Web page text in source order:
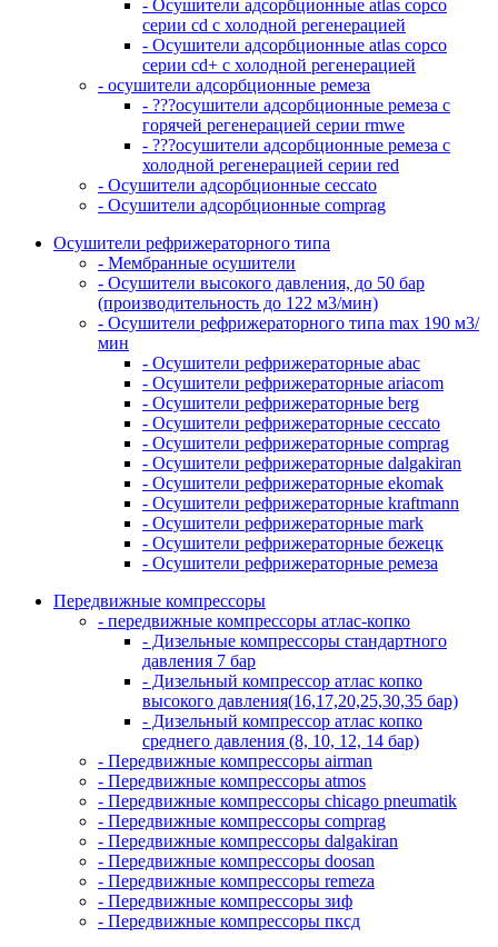
- Осушители адсорбционные atlas copco
серии cd с холодной регенерацией
- Осушители адсорбционные atlas copco
серии cd+ с холодной регенерацией
- осушители адсорбционные ремеза
- ???осушители адсорбционные ремеза с
горячей регенерацией серии rmwe
- ???осушители адсорбционные ремеза с
холодной регенерацией серии red
- Осушители адсорбционные ceccato
- Осушители адсорбционные comprag
Осушители рефрижераторного типа
- Мембранные осушители
- Осушители высокого давления, до 50 бар
(производительность до 122 м3/мин)
- Осушители рефрижераторного типа max 190 м3/
мин
- Осушители рефрижераторные abac
- Осушители рефрижераторные ariacom
- Осушители рефрижераторные berg
- Осушители рефрижераторные ceccato
- Осушители рефрижераторные comprag
- Осушители рефрижераторные dalgakiran
- Осушители рефрижераторные ekomak
- Осушители рефрижераторные kraftmann
- Осушители рефрижераторные mark
- Осушители рефрижераторные бежецк
- Осушители рефрижераторные ремеза
Передвижные компрессоры
- передвижные компрессоры атлас-копко
- Дизельные компрессоры стандартного
давления 7 бар
- Дизельный компрессор атлас копко
высокого давления(16,17,20,25,30,35 бар)
- Дизельный компрессор атлас копко
среднего давления (8, 10, 12, 14 бар)
- Передвижные компрессоры airman
- Передвижные компрессоры atmos
- Передвижные компрессоры chicago pneumatik
- Передвижные компрессоры comprag
- Передвижные компрессоры dalgakiran
- Передвижные компрессоры doosan
- Передвижные компрессоры remeza
- Передвижные компрессоры зиф
- Передвижные компрессоры пксд